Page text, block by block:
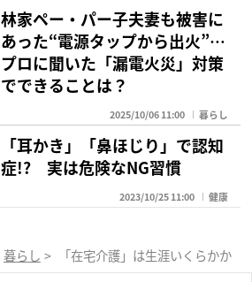
林家ペー・パー子夫妻も被害に
あった“電源タップから出火”…
プロに聞いた「漏電火災」対策
でできることは？
2025/10/06 11:00 暮らし
「耳かき」「鼻ほじり」で認知
症!? 実は危険なNG習慣
2023/10/25 11:00 健康
暮らし > 「在宅介護」は生涯いくらかか